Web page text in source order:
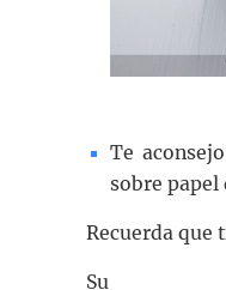
Te
sobre papel
Recuerda que
Su